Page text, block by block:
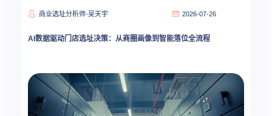
商业选址分析师-吴天宇 2026-07-26
AI数据驱动门店选址决策：从商圈画像到智能落位全流程